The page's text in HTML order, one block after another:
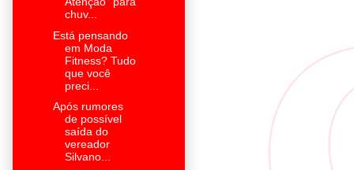
chuv...
Está pensando
em Moda
Fitness? Tudo
que você
preci...
Após rumores
de possível
saída do
vereador
Silvano...